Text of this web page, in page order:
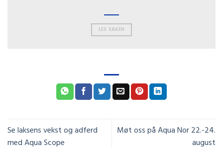
LES SAKEN
Se laksens vekst og adferd
med Aqua Scope
Møt oss på Aqua Nor 22.-24.
august